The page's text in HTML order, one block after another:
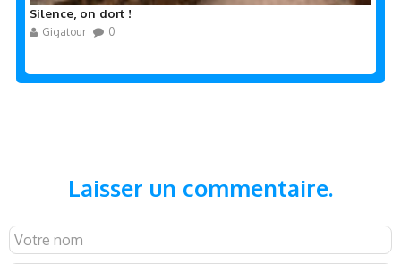
Silence, on dort !
Gigatour 0
Laisser un commentaire.